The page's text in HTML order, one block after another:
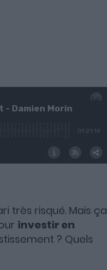
très risqué. Mais ça
investir en
? Quels